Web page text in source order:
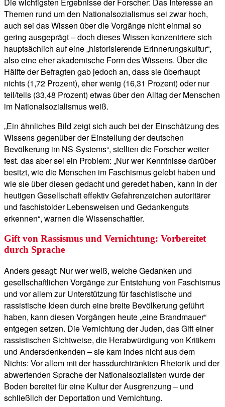
Themen rund um den Nationalsozialismus sei zwar hoch,
auch sei das Wissen über die Vorgänge nicht einmal so
gering ausgeprägt – doch dieses Wissen konzentriere sich
hauptsächlich auf eine „historisierende Erinnerungskultur“,
also eine eher akademische Form des Wissens. Über die
Hälfte der Befragten gab jedoch an, dass sie überhaupt
nichts (1,72 Prozent), eher wenig (16,31 Prozent) oder nur
teil/teils (33,48 Prozent) etwas über den Alltag der Menschen
im Nationalsozialismus weiß.
„Ein ähnliches Bild zeigt sich auch bei der Einschätzung des
Wissens gegenüber der Einstellung der deutschen
Bevölkerung im NS-Systems“, stellten die Forscher weiter
fest. das aber sei ein Problem: „Nur wer Kenntnisse darüber
besitzt, wie die Menschen im Faschismus gelebt haben und
wie sie über diesen gedacht und geredet haben, kann in der
heutigen Gesellschaft effektiv Gefahrenzeichen autoritärer
und faschistoider Lebensweisen und Gedankenguts
erkennen“, warnen die Wissenschaftler.
Gift von Rassismus und Vernichtung: Vorbereitet
durch Sprache
Anders gesagt: Nur wer weiß, welche Gedanken und
gesellschaftlichen Vorgänge zur Entstehung von Faschismus
und vor allem zur Unterstützung für faschistische und
rassistische Ideen durch eine breite Bevölkerung geführt
haben, kann diesen Vorgängen heute „eine Brandmauer“
entgegen setzen. Die Vernichtung der Juden, das Gift einer
rassistischen Sichtweise, die Herabwürdigung von Kritikern
und Andersdenkenden – sie kam indes nicht aus dem
Nichts: Vor allem mit der hassdurchtränkten Rhetorik und der
abwertenden Sprache der Nationalsozialisten wurde der
Boden bereitet für eine Kultur der Ausgrenzung – und
schließlich der Deportation und Vernichtung.